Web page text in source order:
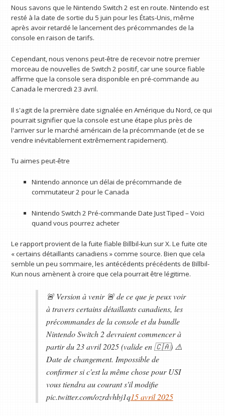
Nous savons que le Nintendo Switch 2 est en route. Nintendo est
resté à la date de sortie du 5 juin pour les États-Unis, même
après avoir retardé le lancement des précommandes de la
console en raison de tarifs.
Cependant, nous venons peut-être de recevoir notre premier
morceau de nouvelles de Switch 2 positif, car une source fiable
affirme que la console sera disponible en pré-commande au
Canada le mercredi 23 avril.
Il s'agit de la première date signalée en Amérique du Nord, ce qui
pourrait signifier que la console est une étape plus près de
l'arriver sur le marché américain de la précommande (et de se
vendre inévitablement extrêmement rapidement).
Tu aimes peut-être
Nintendo annonce un délai de précommande de
commutateur 2 pour le Canada
Nintendo Switch 2 Pré-commande Date Just Tiped – Voici
quand vous pourrez acheter
Le rapport provient de la fuite fiable Billbil-kun sur X. Le fuite cite
« certains détaillants canadiens » comme source. Bien que cela
semble un peu sommaire, les antécédents précédents de Billbil-
Kun nous amènent à croire que cela pourrait être légitime.
🚨 Version à venir 🚨 de ce que je peux voir
à travers certains détaillants canadiens, les
précommandes de la console et du bundle
Nintendo Switch 2 devraient commencer à
partir du 23 avril 2025 (valide en 🇨🇦) ⚠️
Date de changement. Impossible de
confirmer si c'est la même chose pour USI
vous tiendra au courant s'il modifie
pic.twitter.com/ozrdvhbj1q15 avril 2025